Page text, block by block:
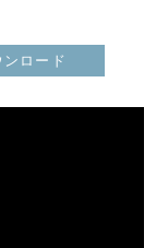
ロード